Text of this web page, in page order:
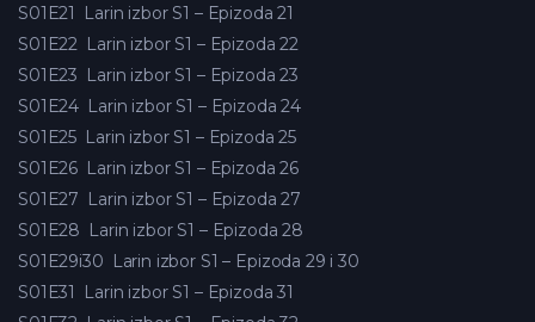
S01E21
Larin izbor S1 – Epizoda 21
S01E22 Larin izbor S1 – Epizoda 22
S01E23 Larin izbor S1 – Epizoda 23
S01E24 Larin izbor S1 – Epizoda 24
S01E25 Larin izbor S1 – Epizoda 25
S01E26 Larin izbor S1 – Epizoda 26
S01E27 Larin izbor S1 – Epizoda 27
S01E28 Larin izbor S1 – Epizoda 28
S01E29i30 Larin izbor S1 – Epizoda 29 i 30
S01E31
Larin izbor S1 – Epizoda 31